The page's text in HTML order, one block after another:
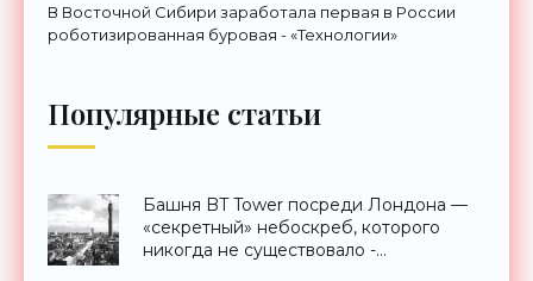
В Восточной Сибири заработала первая в России
роботизированная буровая - «Технологии»
Популярные статьи
Башня BT Tower посреди Лондона —
«секретный» небоскреб, которого
никогда не существовало -